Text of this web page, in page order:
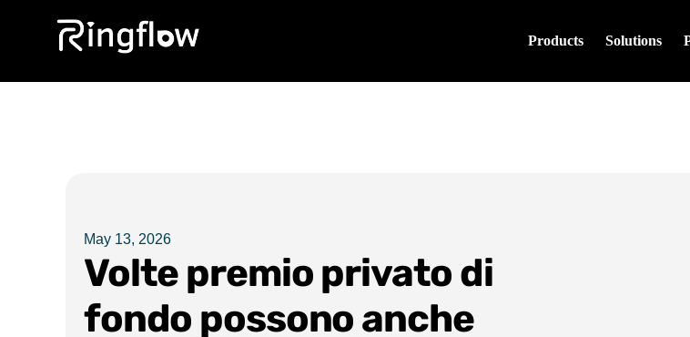
Products Solutions
May 13, 2026
Volte premio privato di
fondo possono anche